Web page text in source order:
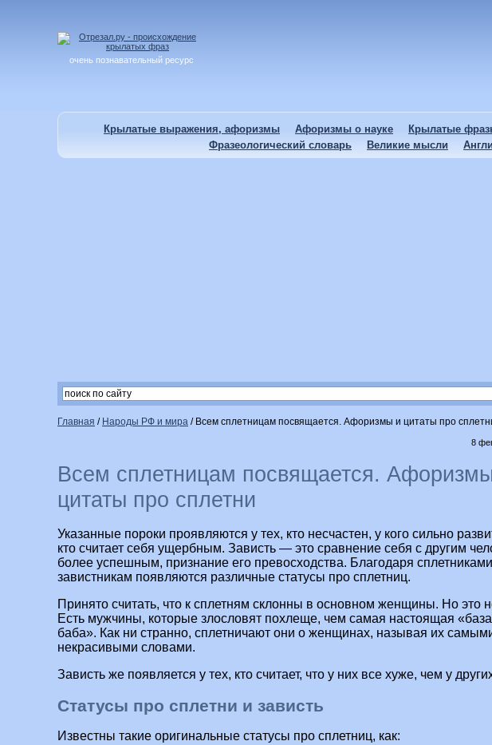
очень познавательный ресурс
Крылатые выражения, афоризмы Афоризмы о науке Крылатые
Фразеологический словарь
Великие мысли
Главная / Народы РФ и мира / Всем сплетницам посвящается. Афоризмы и цитаты про
8
Всем сплетницам посвящается.
цитаты про сплетни
Указанные пороки проявляются у тех, кто несчастен, у кого сильно
кто считает себя ущербным. Зависть — это сравнение себя с другим
более успешным, признание его превосходства. Благодаря
завистникам появляются различные статусы про сплетниц.
Принято считать, что к сплетням склонны в основном женщины. Но это
Есть мужчины, которые злословят похлеще, чем самая настоящая
баба». Как ни странно, сплетничают они о женщинах, называя их
некрасивыми словами.
Зависть же появляется у тех, кто считает, что у них все хуже, чем у
Статусы про сплетни и зависть
Известны такие оригинальные статусы про сплетниц, как: